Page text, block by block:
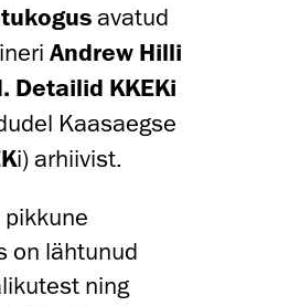
avatud
Andrew Hilli
Detailid KKEKi
Kaasaegse
i) arhiivist.
on lähtunud
ning